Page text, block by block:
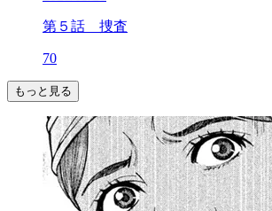
第５話 捜査
70
もっと見る